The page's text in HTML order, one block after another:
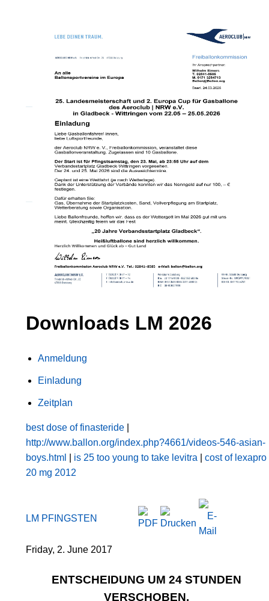
Downloads LM 2026
Anmeldung
Einladung
Zeitplan
best dose of finasteride
http://www.ballon.org/index.php?4661/videos-546-asian-
boys.html
is 25 too young to take levitra
cost of lexapro
20 mg 2012
LM PFINGSTEN
Friday, 2. June 2017
ENTSCHEIDUNG UM 24 STUNDEN
VERSCHOBEN.